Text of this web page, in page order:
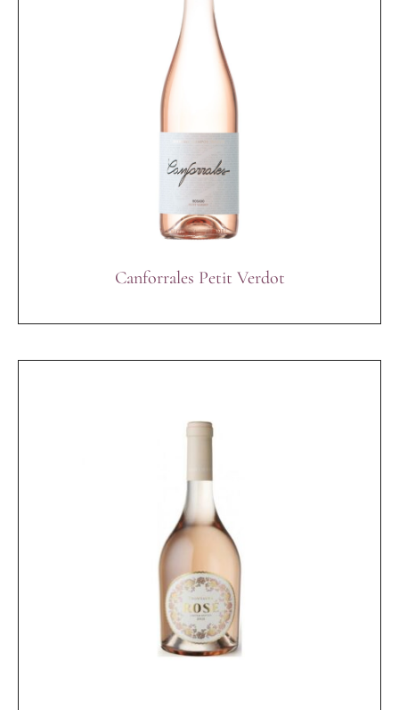
Canforrales Petit Verdot